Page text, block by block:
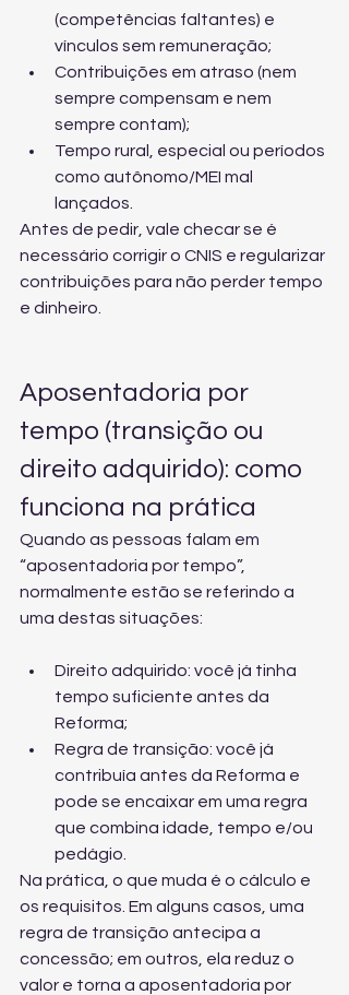
(competências faltantes) e
vínculos sem remuneração;
Contribuições em atraso (nem
sempre compensam e nem
sempre contam);
Tempo rural, especial ou períodos
como autônomo/MEI mal
lançados.
Antes de pedir, vale checar se é
necessário corrigir o CNIS e regularizar
contribuições para não perder tempo
e dinheiro.
Aposentadoria por
tempo (transição ou
direito adquirido): como
funciona na prática
Quando as pessoas falam em
“aposentadoria por tempo”,
normalmente estão se referindo a
uma destas situações:
Direito adquirido: você já tinha
tempo suficiente antes da
Reforma;
Regra de transição: você já
contribuía antes da Reforma e
pode se encaixar em uma regra
que combina idade, tempo e/ou
pedágio.
Na prática, o que muda é o cálculo e
os requisitos. Em alguns casos, uma
regra de transição antecipa a
concessão; em outros, ela reduz o
valor e torna a aposentadoria por